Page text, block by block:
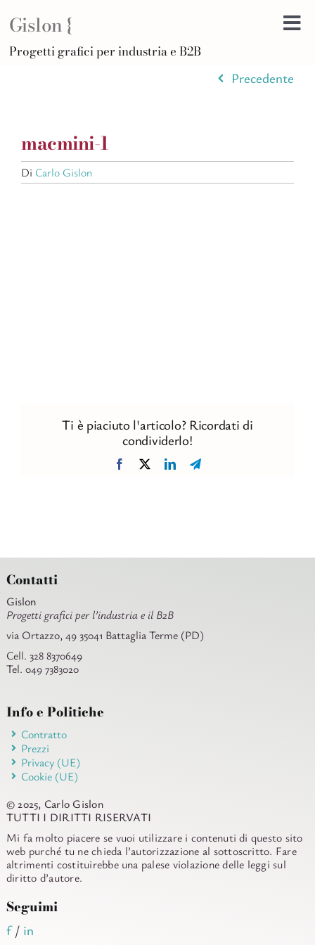
Gislon {
Progetti grafici per industria e B2B
Precedente
macmini-1
Di Carlo Gislon
Ti è piaciuto l'articolo? Ricordati di
condividerlo!
Facebook LinkedInTelegram
Contatti
Gislon
Progetti grafici per l’industria e il B2B
via Ortazzo, 49 35041 Battaglia Terme (PD)
Cell. 328 8370649
Tel. 049 7383020
Info e Politiche
Contratto
Prezzi
Privacy (UE)
Cookie (UE)
© 2025, Carlo Gislon
TUTTI I DIRITTI RISERVATI
Mi fa molto piacere se vuoi utilizzare i contenuti di questo sito
web purché tu ne chieda l’autorizzazione al sottoscritto. Fare
altrimenti costituirebbe una palese violazione delle leggi sul
diritto d’autore.
Seguimi
f/ in